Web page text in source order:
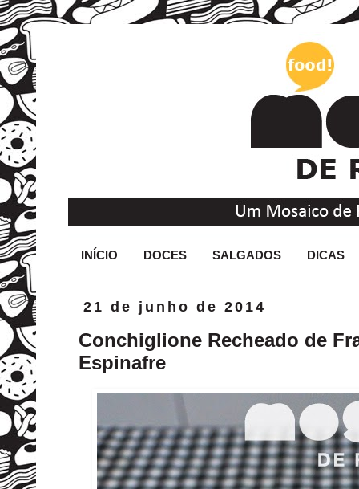
INÍCIO DOCES SALGADOS DICAS
21 de junho de 2014
Conchiglione Recheado de
Espinafre